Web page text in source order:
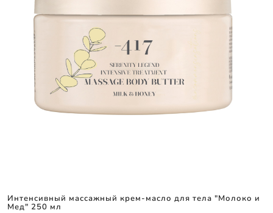
Интенсивный массажный крем-масло для тела "Молоко и
Мед" 250 мл